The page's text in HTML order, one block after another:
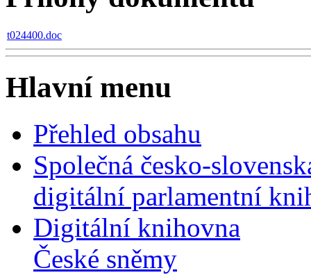
t024400.doc
Hlavní menu
Přehled obsahu
Společná česko-
digitální parlamentní
Digitální knihovna
České sněmy